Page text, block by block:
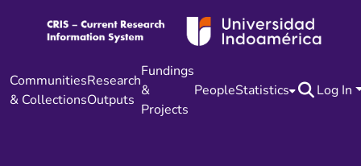
Communities
& Collections
Research
Outputs
Fundings
&
Projects
PeopleStatistics Log In